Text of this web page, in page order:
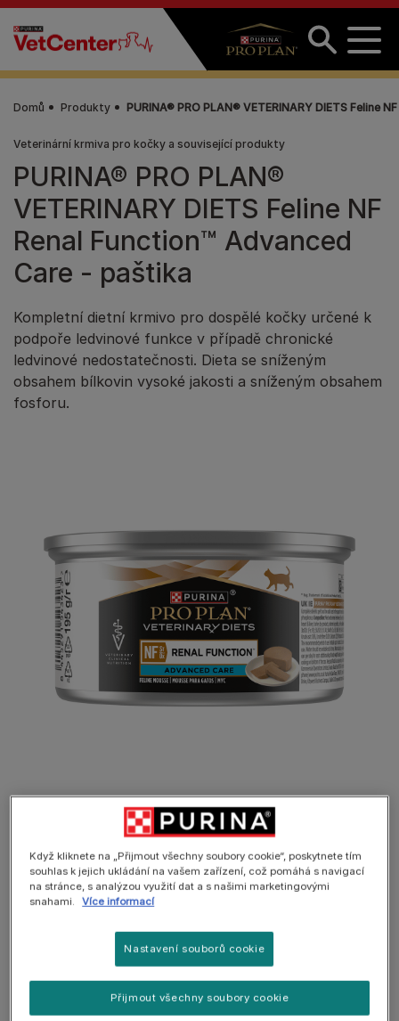
Přejít k hlavnímu obsahu
Domů Produkty PURINA® PRO PLAN® VETERINARY DIETS Feline
Veterinární krmiva pro kočky a související produkty
PURINA® PRO PLAN®
VETERINARY DIETS Feline NF
Renal Function™ Advanced
Care - paštika
Kompletní dietní krmivo pro dospělé kočky určené k
podpoře ledvinové funkce v případě chronické
ledvinové nedostatečnosti. Dieta se sníženým
obsahem bílkovin vysoké jakosti a sníženým obsahem
fosforu.
Omezený obsah vysoce kvalitních
bílkovin
svaloviny a tvorbu toxinů, snížený
obsah fosforu pomáhá zpomalit
progresi chronické ledvinové
nedostatečnosti.
Když kliknete na „Přijmout všechny soubory cookie“, poskytnete tím
souhlas k jejich ukládání na vašem zařízení, což pomáhá s navigací
na stránce, s analýzou využití dat a s našimi marketingovými
snahami.
Více informací
Nastavení souborů cookie
Přijmout všechny soubory cookie